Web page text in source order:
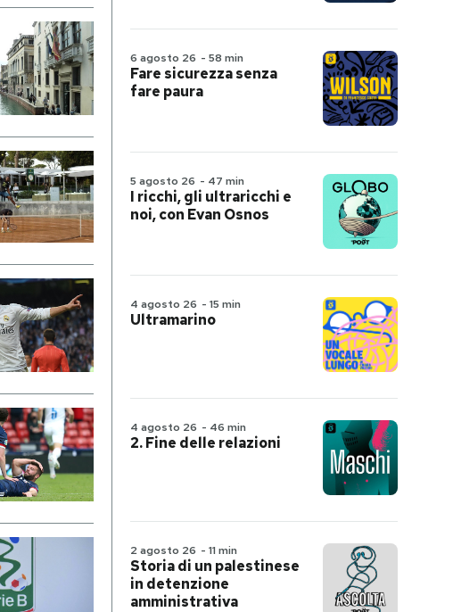
6 agosto 26 - 58 min
Fare sicurezza senza
fare paura
5 agosto 26 - 47 min
I ricchi, gli ultraricchi e
noi, con Evan Osnos
4 agosto 26 - 15 min
Ultramarino
4 agosto 26 - 46 min
2. Fine delle relazioni
2 agosto 26 - 11 min
Storia di un palestinese
in detenzione
amministrativa